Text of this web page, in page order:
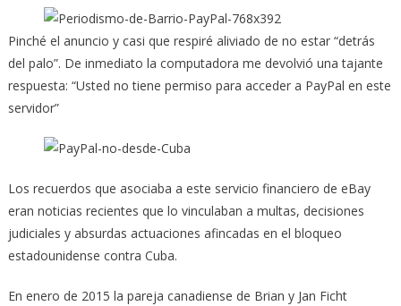
Pinché el anuncio y casi que respiré aliviado de no estar “detrás
del palo”. De inmediato la computadora me devolvió una tajante
respuesta: “Usted no tiene permiso para acceder a PayPal en este
servidor”
Los recuerdos que asociaba a este servicio financiero de eBay
eran noticias recientes que lo vinculaban a multas, decisiones
judiciales y absurdas actuaciones afincadas en el bloqueo
estadounidense contra Cuba.
En enero de 2015 la pareja canadiense de Brian y Jan Ficht